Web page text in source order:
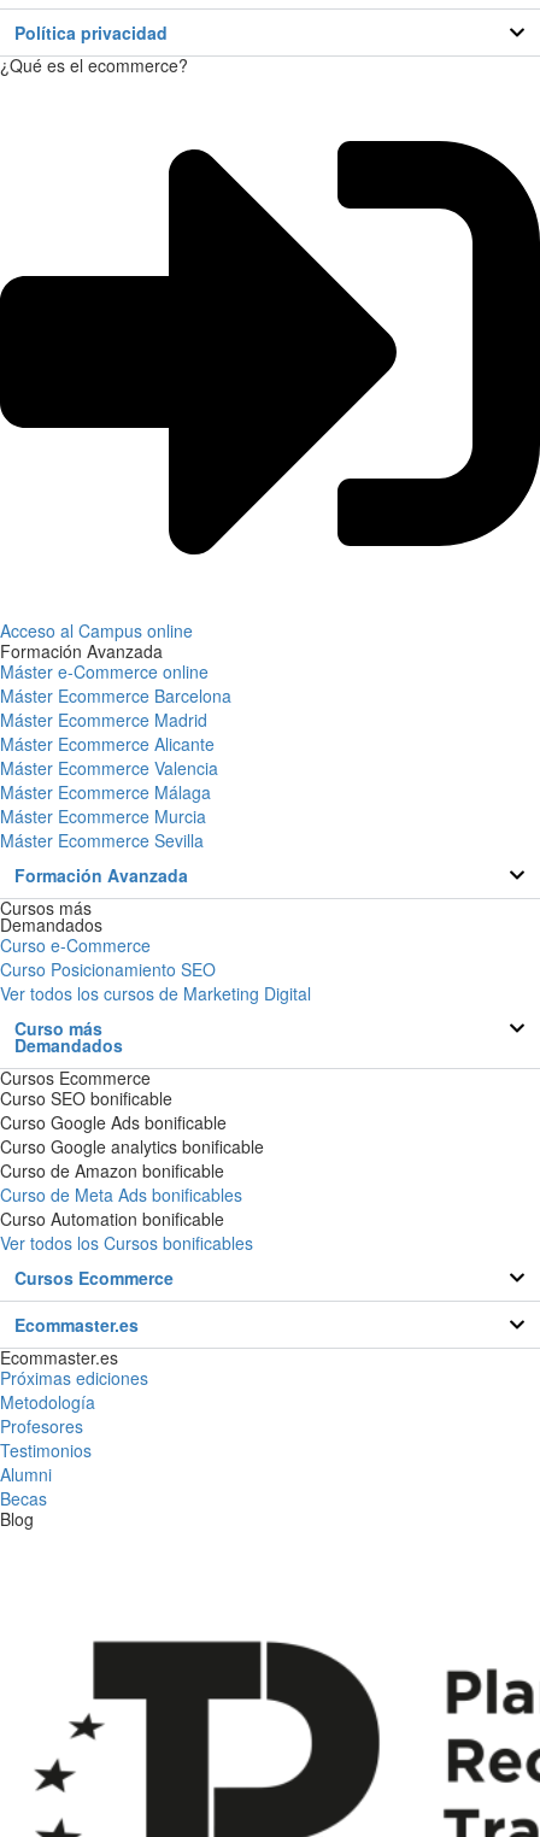
Política privacidad
¿Qué es el ecommerce?
Acceso al Campus online
Formación Avanzada
Máster e-Commerce online
Máster Ecommerce Barcelona
Máster Ecommerce Madrid
Máster Ecommerce Alicante
Máster Ecommerce Valencia
Máster Ecommerce Málaga
Máster Ecommerce Murcia
Máster Ecommerce Sevilla
Formación Avanzada
Cursos más
Demandados
Curso e-Commerce
Curso Posicionamiento SEO
Ver todos los cursos de Marketing Digital
Curso más
Demandados
Cursos Ecommerce
Curso SEO bonificable
Curso Google Ads bonificable
Curso Google analytics bonificable
Curso de Amazon bonificable
Curso de Meta Ads bonificables
Curso Automation bonificable
Ver todos los Cursos bonificables
Cursos Ecommerce
Ecommaster.es
Ecommaster.es
Próximas ediciones
Metodología
Profesores
Testimonios
Alumni
Becas
Blog